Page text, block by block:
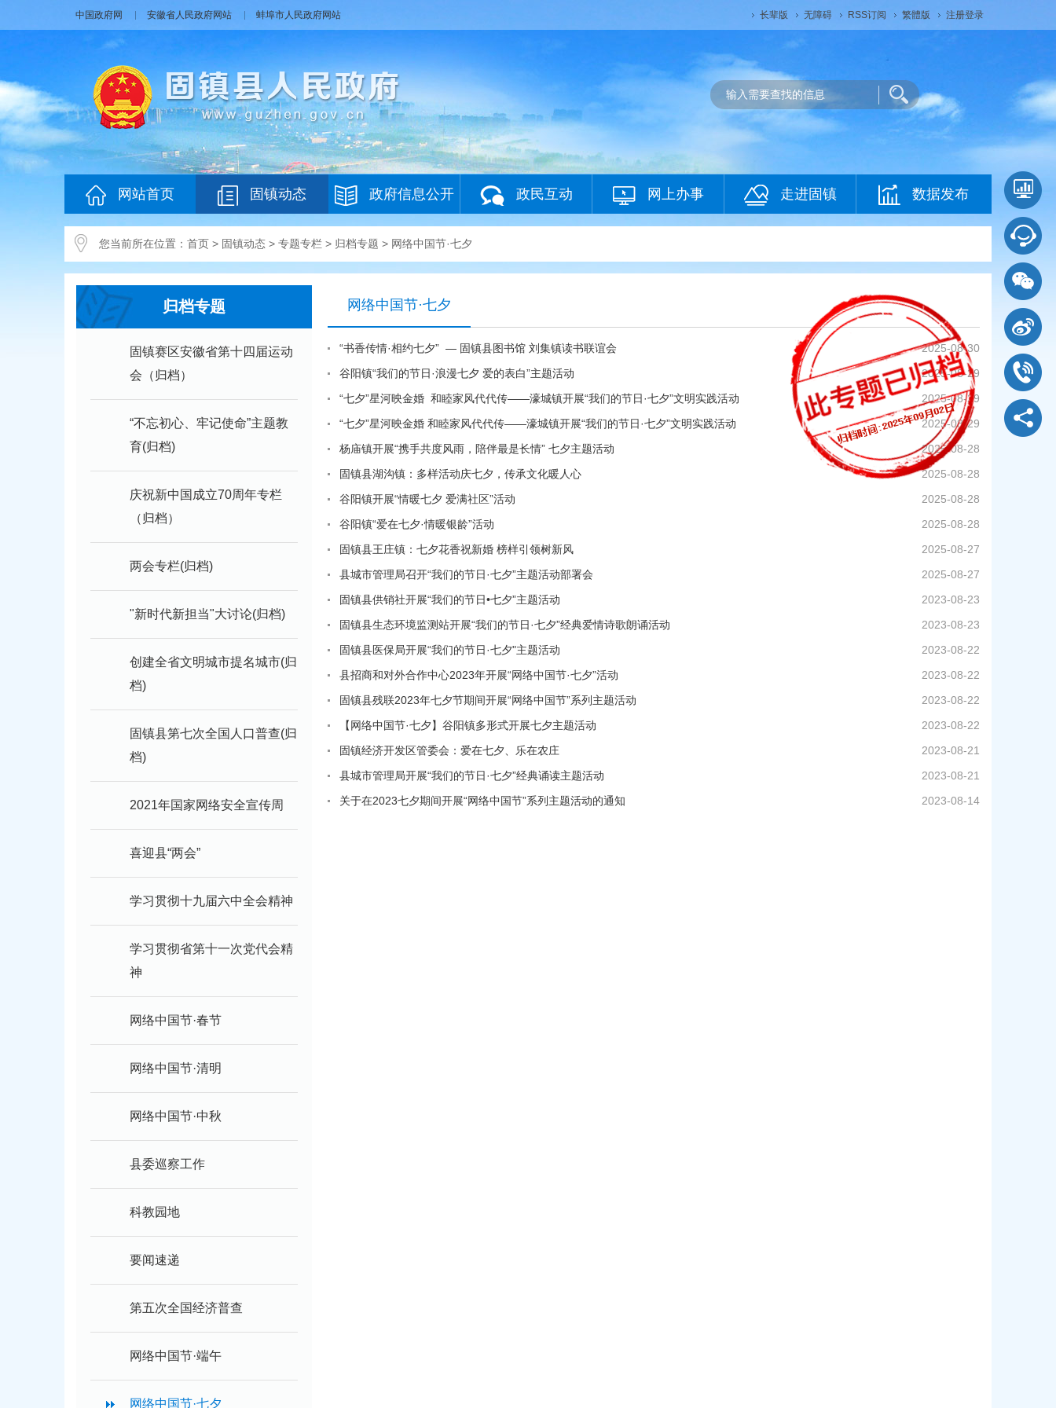
中国政府网 安徽省人民政府网站 蚌埠市人民政府网站 长辈版 无障碍 RSS订阅 繁體版 注册登录
网站首页 固镇动态 政府信息公开 政民互动 网上办事 走进固镇 数据发布
您当前所在位置： 首页 > 固镇动态 > 专题专栏 > 归档专题 > 网络中国节·七夕
归档专题
固镇赛区安徽省第十四届运动
会（归档）
“不忘初心、牢记使命”主题教
育(归档)
庆祝新中国成立70周年专栏
（归档）
两会专栏(归档)
"新时代新担当"大讨论(归档)
创建全省文明城市提名城市(归
档)
固镇县第七次全国人口普查(归
档)
2021年国家网络安全宣传周
喜迎县“两会”
学习贯彻十九届六中全会精神
学习贯彻省第十一次党代会精
神
网络中国节·春节
网络中国节·清明
网络中国节·中秋
县委巡察工作
科教园地
要闻速递
第五次全国经济普查
网络中国节·端午
网络中国节·七夕
网络中国节·七夕
2025-08-30
“书香传情·相约七夕” — 固镇县图书馆 刘集镇读书联谊会
2025-08-29
谷阳镇“我们的节日·浪漫七夕 爱的表白”主题活动
2025-08-29
“七夕”星河映金婚 和睦家风代代传——濠城镇开展“我们的节日·七夕”文明实践活动
2025-08-29
“七夕”星河映金婚 和睦家风代代传——濠城镇开展“我们的节日·七夕”文明实践活动
2025-08-28
杨庙镇开展“携手共度风雨，陪伴最是长情” 七夕主题活动
2025-08-28
固镇县湖沟镇：多样活动庆七夕，传承文化暖人心
2025-08-28
谷阳镇开展“情暖七夕 爱满社区”活动
2025-08-28
谷阳镇“爱在七夕·情暖银龄”活动
2025-08-27
固镇县王庄镇：七夕花香祝新婚 榜样引领树新风
2025-08-27
县城市管理局召开“我们的节日·七夕”主题活动部署会
2023-08-23
固镇县供销社开展“我们的节日•七夕”主题活动
2023-08-23
固镇县生态环境监测站开展“我们的节日·七夕”经典爱情诗歌朗诵活动
2023-08-22
固镇县医保局开展“我们的节日·七夕"主题活动
2023-08-22
县招商和对外合作中心2023年开展“网络中国节·七夕”活动
2023-08-22
固镇县残联2023年七夕节期间开展“网络中国节”系列主题活动
2023-08-22
【网络中国节·七夕】谷阳镇多形式开展七夕主题活动
2023-08-21
固镇经济开发区管委会：爱在七夕、乐在农庄
2023-08-21
县城市管理局开展“我们的节日·七夕”经典诵读主题活动
2023-08-14
关于在2023七夕期间开展“网络中国节”系列主题活动的通知